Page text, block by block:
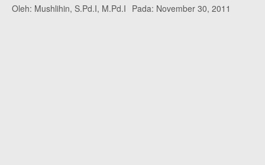
Oleh: Mushlihin, S.Pd.I, M.Pd.I Pada: November 30, 2011